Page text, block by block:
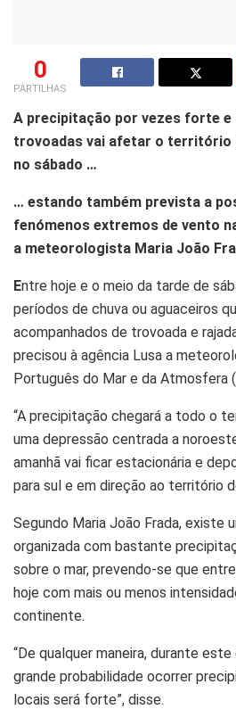
0
PARTILHAS
A precipitação por vezes forte e
trovoadas vai afetar o território
no sábado …
… estando também prevista a
fenómenos extremos de vento
a meteorologista Maria João
Entre hoje e o meio da tarde de
períodos de chuva ou aguaceiros
acompanhados de trovoada e
precisou à agência Lusa a
Português do Mar e da Atmosfera
“A precipitação chegará a todo o
uma depressão centrada a
amanhã vai ficar estacionária e
para sul e em direção ao território
Segundo Maria João Frada, existe
organizada com bastante
sobre o mar, prevendo-se que
hoje com mais ou menos
continente.
“De qualquer maneira, durante
grande probabilidade ocorrer
locais será forte”, disse.